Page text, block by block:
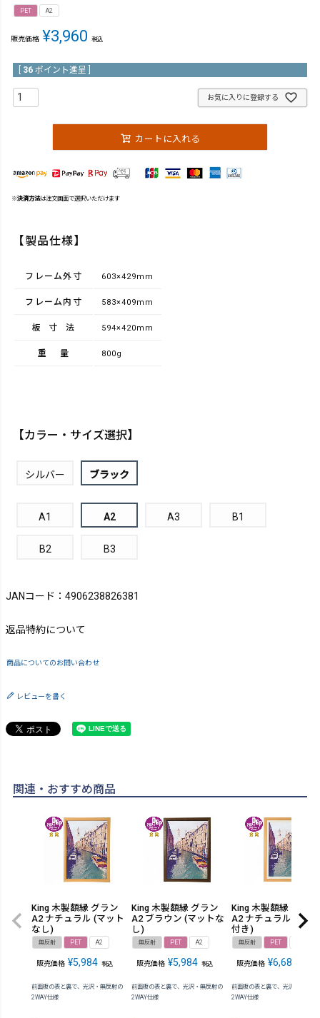
PET A2
販売価格 ¥3,960 税込
36 ポイント進呈 ]
お気に入りに登録する
カートに入れる
※決済方法は注文画面で選択いただけます
【製品仕様】
フレーム外寸 603×429mm
フレーム内寸 583×409mm
板寸法 594×420mm
重量 800g
【カラー・サイズ選択】
シルバー ブラック
A1 A2 A3 B1
B2 B3
JANコード：4906238826381
返品特約について
商品についてのお問い合わせ
レビューを書く
関連・おすすめ商品
King 木製額縁 グラン
A2 ナチュラル (マット
なし)
無反射 PET A2
販売価格 ¥5,984 税込
前面板の表と裏で、光沢・無反射の
2WAY仕様
King 木製額縁 グラン
A2 ブラウン (マットな
し)
無反射 PET A2
販売価格 ¥5,984 税込
前面板の表と裏で、光沢・無反射の
2WAY仕様
King 木製額縁 グラン
A2 ナチュラル (マッ
付き)
無反射 PET
販売価格 ¥6,688
前面板の表と裏で、光沢・無反射
2WAY仕様